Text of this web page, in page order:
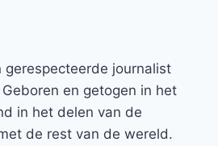
gerespecteerde journalist
en getogen in het
in het delen van de
de rest van de wereld.